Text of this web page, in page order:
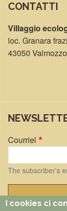
CONTATTI
Villaggio
loc. Granara
43050
Courriel
The subscriber's
Manage existing
I cookies ci